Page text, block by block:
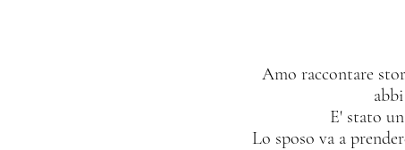
Amo raccontare
E' stato
Lo sposo va a